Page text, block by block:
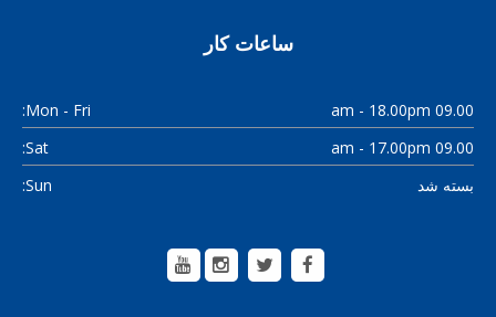
ساعات کار
Mon - Fri:
09.00 am - 18.00pm
Sat:
09.00 am - 17.00pm
Sun:
بسته شد